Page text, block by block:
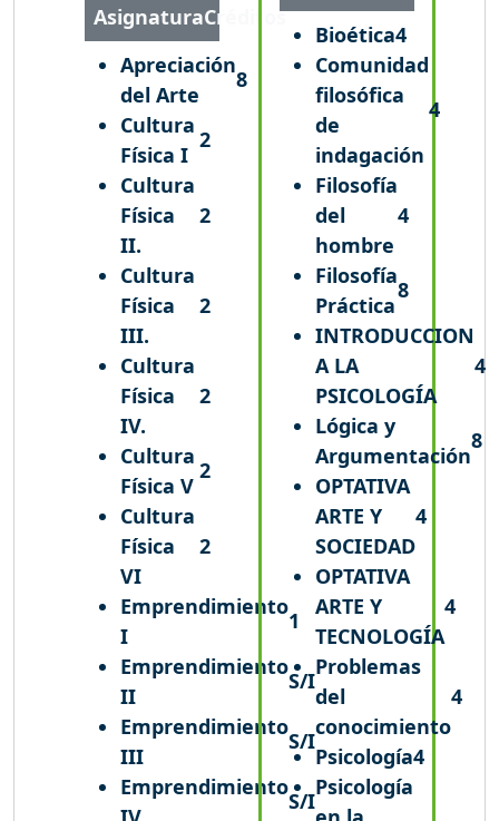
AsignaturaCréditos
Apreciación
del Arte
8
Cultura
Física I
2
Cultura
Física
II.
2
Cultura
Física
III.
2
Cultura
Física
IV.
2
Cultura
Física V
2
Cultura
Física
VI
2
Emprendimiento
I
1
Emprendimiento
II
S/I
Emprendimiento
III
S/I
Emprendimiento
S/I
Bioética4
Comunidad
filosófica
de
indagación
4
Filosofía
del
hombre
4
Filosofía
Práctica
8
INTRODUCCION
A LA
PSICOLOGÍA
4
Lógica y
Argumentación
8
OPTATIVA
ARTE Y
SOCIEDAD
4
OPTATIVA
ARTE Y
TECNOLOGÍA
4
Problemas
del
conocimiento
4
Psicología4
Psicología